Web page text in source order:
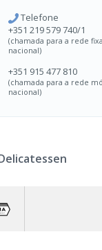
Telefone
+351 219 579 740/1
(chamada para a rede fixa
nacional)
+351 915 477 810
(chamada para a rede
nacional)